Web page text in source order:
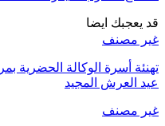
قد يعجبك ايضا
غير مصنف
تهنئة أسرة الوكالة الحضرية
عيد العرش المجيد
غير مصنف